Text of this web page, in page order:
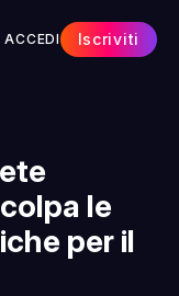
ACCEDI Iscriviti
le
per il